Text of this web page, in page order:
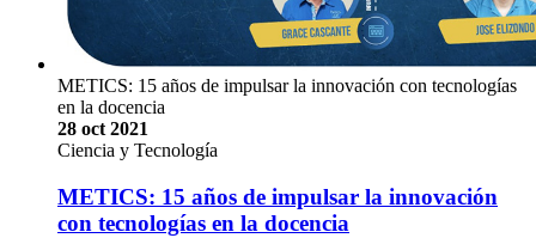
METICS: 15 años de impulsar la innovación con tecnologías
en la docencia
28 oct 2021
Ciencia y Tecnología
METICS: 15 años de impulsar la innovación
con tecnologías en la docencia